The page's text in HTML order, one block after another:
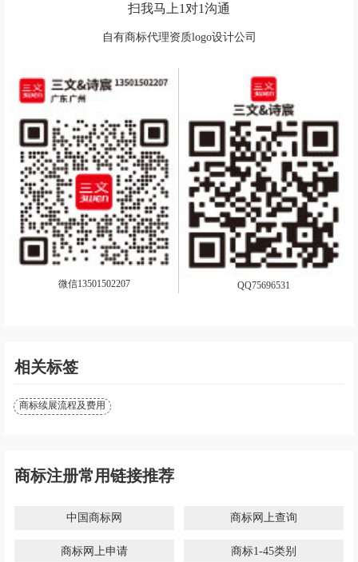
扫我马上1对1沟通
自有商标代理资质logo设计公司
微信13501502207 QQ75696531
相关标签
商标续展流程及费用
商标注册常用链接推荐
中国商标网 商标网上查询
商标网上申请 商标1-45类别